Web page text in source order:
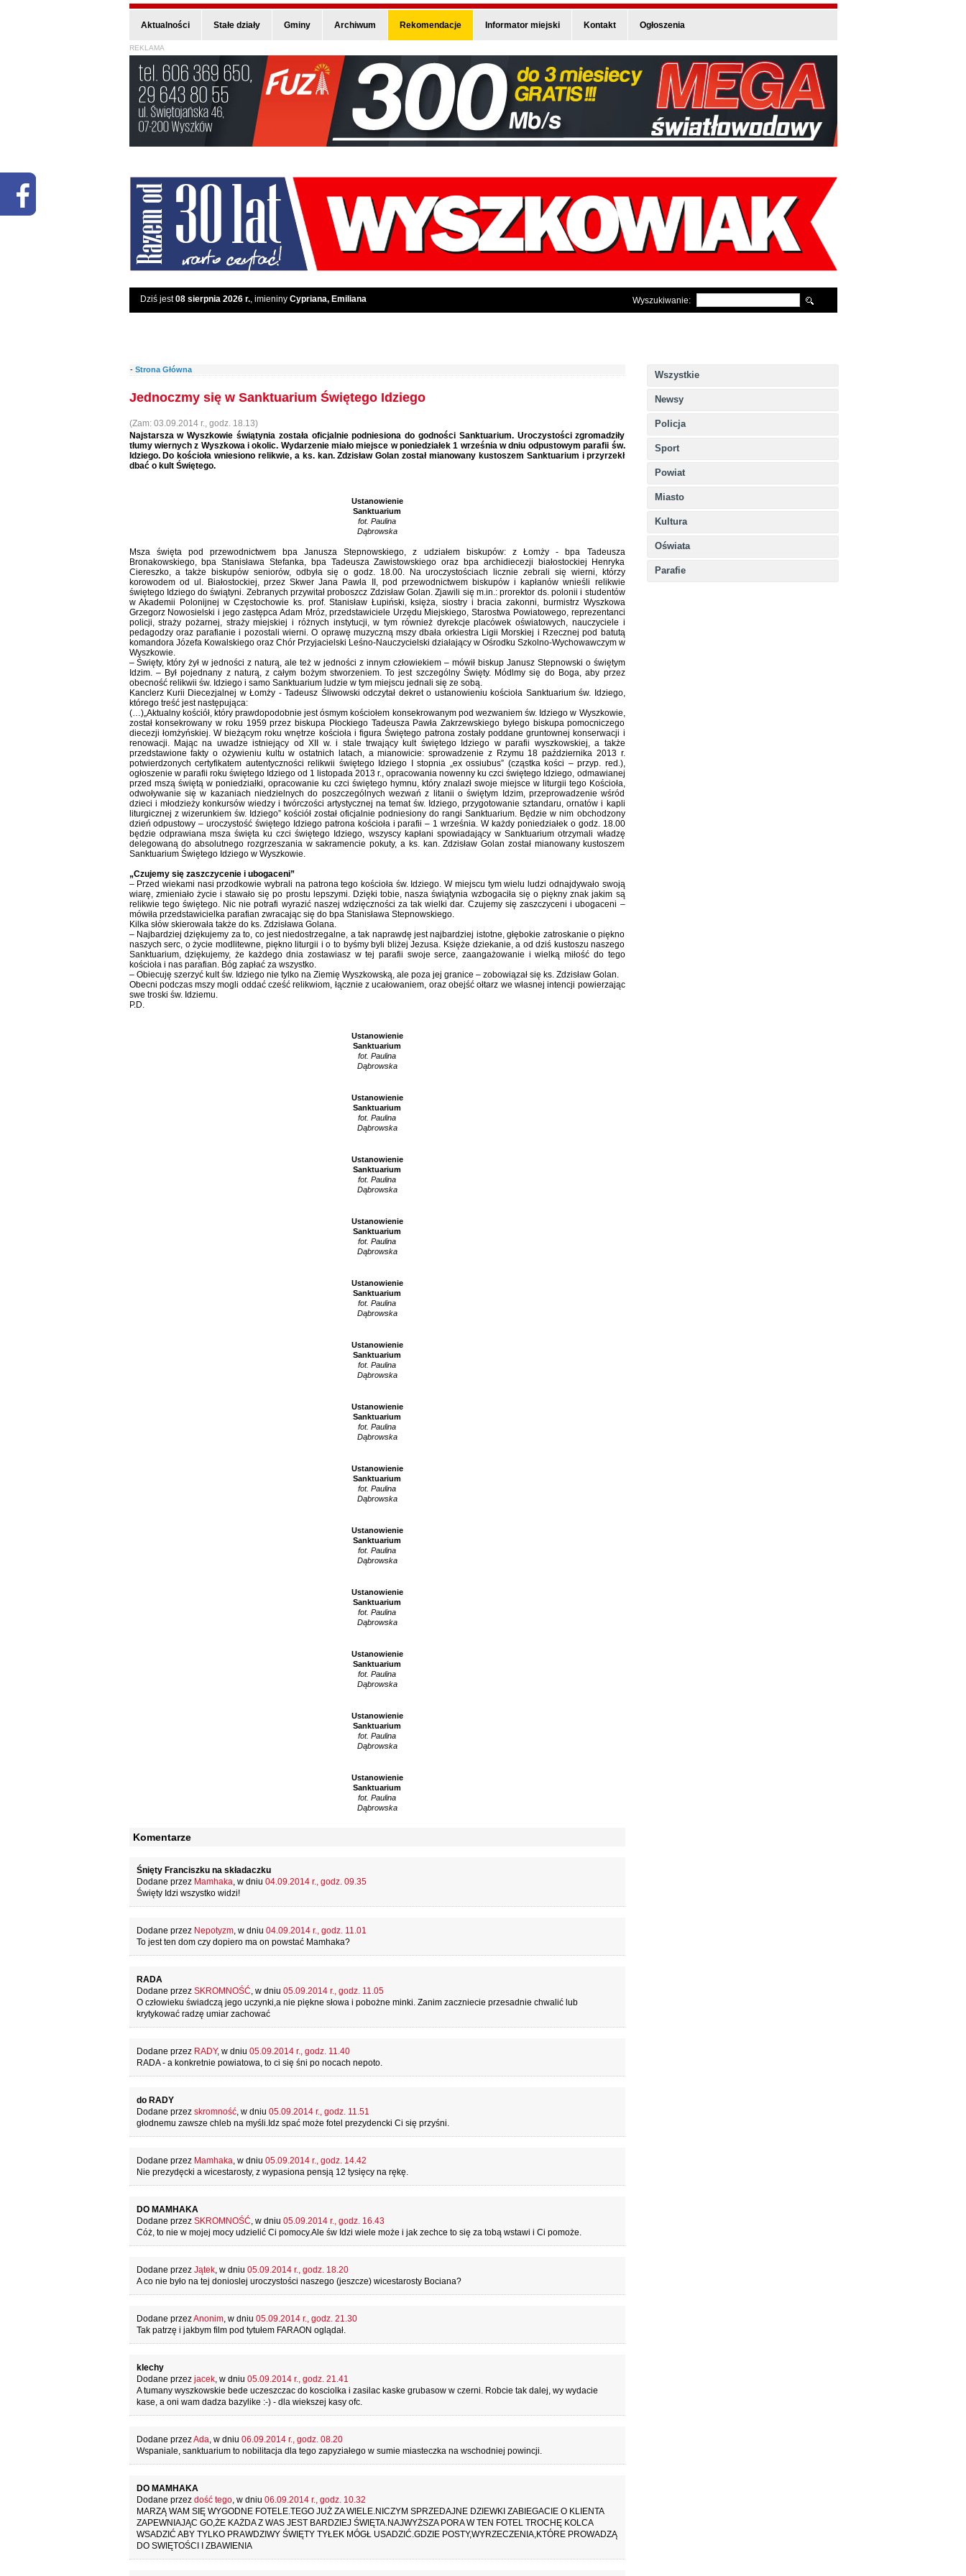
Aktualności Stałe działy Gminy Archiwum Rekomendacje Informator miejski Kontakt Ogłoszenia
REKLAMA
Dziś jest08 sierpnia 2026 r., imieniny Cypriana, Emiliana Wyszukiwanie:
Wszystkie
Newsy
Policja
Sport
Powiat
Miasto
Kultura
Oświata
Parafie
- Strona Główna
Jednoczmy się w Sanktuarium Świętego Idziego
(Zam: 03.09.2014 r., godz. 18.13)
Najstarsza w Wyszkowie świątynia została oficjalnie podniesiona do godności Sanktuarium. Uroczystości zgromadziły
tłumy wiernych z Wyszkowa i okolic. Wydarzenie miało miejsce w poniedziałek 1 września w dniu odpustowym parafii św.
Idziego. Do kościoła wniesiono relikwie, a ks. kan. Zdzisław Golan został mianowany kustoszem Sanktuarium i przyrzekł
dbać o kult Świętego.
Ustanowienie
Sanktuarium
fot. Paulina
Dąbrowska
Msza święta pod przewodnictwem bpa Janusza Stepnowskiego, z udziałem biskupów: z Łomży - bpa Tadeusza
Bronakowskiego, bpa Stanisława Stefanka, bpa Tadeusza Zawistowskiego oraz bpa archidiecezji białostockiej Henryka
Ciereszko, a także biskupów seniorów, odbyła się o godz. 18.00. Na uroczystościach licznie zebrali się wierni, którzy
korowodem od ul. Białostockiej, przez Skwer Jana Pawła II, pod przewodnictwem biskupów i kapłanów wnieśli relikwie
świętego Idziego do świątyni. Zebranych przywitał proboszcz Zdzisław Golan. Zjawili się m.in.: prorektor ds. polonii i studentów
w Akademii Polonijnej w Częstochowie ks. prof. Stanisław Łupiński, księża, siostry i bracia zakonni, burmistrz Wyszkowa
Grzegorz Nowosielski i jego zastępca Adam Mróz, przedstawiciele Urzędu Miejskiego, Starostwa Powiatowego, reprezentanci
policji, straży pożarnej, straży miejskiej i różnych instytucji, w tym również dyrekcje placówek oświatowych, nauczyciele i
pedagodzy oraz parafianie i pozostali wierni. O oprawę muzyczną mszy dbała orkiestra Ligii Morskiej i Rzecznej pod batutą
komandora Józefa Kowalskiego oraz Chór Przyjacielski Leśno-Nauczycielski działający w Ośrodku Szkolno-Wychowawczym w
Wyszkowie.
– Święty, który żył w jedności z naturą, ale też w jedności z innym człowiekiem – mówił biskup Janusz Stepnowski o świętym
Idzim. – Był pojednany z naturą, z całym bożym stworzeniem. To jest szczególny Święty. Módlmy się do Boga, aby przez
obecność relikwii św. Idziego i samo Sanktuarium ludzie w tym miejscu jednali się ze sobą.
Kanclerz Kurii Diecezjalnej w Łomży - Tadeusz Śliwowski odczytał dekret o ustanowieniu kościoła Sanktuarium św. Idziego,
którego treść jest następująca:
(…)„Aktualny kościół, który prawdopodobnie jest ósmym kościołem konsekrowanym pod wezwaniem św. Idziego w Wyszkowie,
został konsekrowany w roku 1959 przez biskupa Płockiego Tadeusza Pawła Zakrzewskiego byłego biskupa pomocniczego
diecezji łomżyńskiej. W bieżącym roku wnętrze kościoła i figura Świętego patrona zostały poddane gruntownej konserwacji i
renowacji. Mając na uwadze istniejący od XII w. i stale trwający kult świętego Idziego w parafii wyszkowskiej, a także
przedstawione fakty o ożywieniu kultu w ostatnich latach, a mianowicie: sprowadzenie z Rzymu 18 października 2013 r.
potwierdzonych certyfikatem autentyczności relikwii świętego Idziego I stopnia „ex ossiubus” (cząstka kości – przyp. red.),
ogłoszenie w parafii roku świętego Idziego od 1 listopada 2013 r., opracowania nowenny ku czci świętego Idziego, odmawianej
przed mszą świętą w poniedziałki, opracowanie ku czci świętego hymnu, który znalazł swoje miejsce w liturgii tego Kościoła,
odwoływanie się w kazaniach niedzielnych do poszczególnych wezwań z litanii o świętym Idzim, przeprowadzenie wśród
dzieci i młodzieży konkursów wiedzy i twórczości artystycznej na temat św. Idziego, przygotowanie sztandaru, ornatów i kapli
liturgicznej z wizerunkiem św. Idziego” kościół został oficjalnie podniesiony do rangi Sanktuarium. Będzie w nim obchodzony
dzień odpustowy – uroczystość świętego Idziego patrona kościoła i parafii – 1 września. W każdy poniedziałek o godz. 18.00
będzie odprawiana msza święta ku czci świętego Idziego, wszyscy kapłani spowiadający w Sanktuarium otrzymali władzę
delegowaną do absolutnego rozgrzeszania w sakramencie pokuty, a ks. kan. Zdzisław Golan został mianowany kustoszem
Sanktuarium Świętego Idziego w Wyszkowie.
„Czujemy się zaszczycenie i ubogaceni”
– Przed wiekami nasi przodkowie wybrali na patrona tego kościoła św. Idziego. W miejscu tym wielu ludzi odnajdywało swoją
wiarę, zmieniało życie i stawało się po prostu lepszymi. Dzięki tobie, nasza świątynia wzbogaciła się o piękny znak jakim są
relikwie tego świętego. Nic nie potrafi wyrazić naszej wdzięczności za tak wielki dar. Czujemy się zaszczyceni i ubogaceni –
mówiła przedstawicielka parafian zwracając się do bpa Stanisława Stepnowskiego.
Kilka słów skierowała także do ks. Zdzisława Golana.
– Najbardziej dziękujemy za to, co jest niedostrzegalne, a tak naprawdę jest najbardziej istotne, głębokie zatroskanie o piękno
naszych serc, o życie modlitewne, piękno liturgii i o to byśmy byli bliżej Jezusa. Księże dziekanie, a od dziś kustoszu naszego
Sanktuarium, dziękujemy, że każdego dnia zostawiasz w tej parafii swoje serce, zaangażowanie i wielką miłość do tego
kościoła i nas parafian. Bóg zapłać za wszystko.
– Obiecuję szerzyć kult św. Idziego nie tylko na Ziemię Wyszkowską, ale poza jej granice – zobowiązał się ks. Zdzisław Golan.
Obecni podczas mszy mogli oddać cześć relikwiom, łącznie z ucałowaniem, oraz obejść ołtarz we własnej intencji powierzając
swe troski św. Idziemu.
P.D.
Ustanowienie
Sanktuarium
fot. Paulina
Dąbrowska
Ustanowienie
Sanktuarium
fot. Paulina
Dąbrowska
Ustanowienie
Sanktuarium
fot. Paulina
Dąbrowska
Ustanowienie
Sanktuarium
fot. Paulina
Dąbrowska
Ustanowienie
Sanktuarium
fot. Paulina
Dąbrowska
Ustanowienie
Sanktuarium
fot. Paulina
Dąbrowska
Ustanowienie
Sanktuarium
fot. Paulina
Dąbrowska
Ustanowienie
Sanktuarium
fot. Paulina
Dąbrowska
Ustanowienie
Sanktuarium
fot. Paulina
Dąbrowska
Ustanowienie
Sanktuarium
fot. Paulina
Dąbrowska
Ustanowienie
Sanktuarium
fot. Paulina
Dąbrowska
Ustanowienie
Sanktuarium
fot. Paulina
Dąbrowska
Ustanowienie
Sanktuarium
fot. Paulina
Dąbrowska
Komentarze
Śnięty Franciszku na składaczku
Dodane przez Mamhaka, w dniu 04.09.2014 r., godz. 09.35
Święty Idzi wszystko widzi!
Dodane przez Nepotyzm, w dniu 04.09.2014 r., godz. 11.01
To jest ten dom czy dopiero ma on powstać Mamhaka?
RADA
Dodane przez SKROMNOŚĆ, w dniu 05.09.2014 r., godz. 11.05
O człowieku świadczą jego uczynki,a nie piękne słowa i pobożne minki. Zanim zaczniecie przesadnie chwalić lub
krytykować radzę umiar zachować
Dodane przez RADY, w dniu 05.09.2014 r., godz. 11.40
RADA - a konkretnie powiatowa, to ci się śni po nocach nepoto.
do RADY
Dodane przez skromność, w dniu 05.09.2014 r., godz. 11.51
głodnemu zawsze chleb na myśli.Idz spać może fotel prezydencki Ci się przyśni.
Dodane przez Mamhaka, w dniu 05.09.2014 r., godz. 14.42
Nie prezydęcki a wicestarosty, z wypasiona pensją 12 tysięcy na rękę.
DO MAMHAKA
Dodane przez SKROMNOŚĆ, w dniu 05.09.2014 r., godz. 16.43
Cóż, to nie w mojej mocy udzielić Ci pomocy.Ale św Idzi wiele może i jak zechce to się za tobą wstawi i Ci pomoże.
Dodane przez Jątek, w dniu 05.09.2014 r., godz. 18.20
A co nie było na tej donioslej uroczystości naszego (jeszcze) wicestarosty Bociana?
Dodane przezAnonim, w dniu 05.09.2014 r., godz. 21.30
Tak patrzę i jakbym film pod tytułem FARAON oglądał.
klechy
Dodane przez jacek, w dniu 05.09.2014 r., godz. 21.41
A tumany wyszkowskie bede uczeszczac do kosciolka i zasilac kaske grubasow w czerni. Robcie tak dalej, wy wydacie
kase, a oni wam dadza bazylike :-) - dla wiekszej kasy ofc.
Dodane przezAda, w dniu 06.09.2014 r., godz. 08.20
Wspaniale, sanktuarium to nobilitacja dla tego zapyziałego w sumie miasteczka na wschodniej powincji.
DO MAMHAKA
Dodane przez dość tego, w dniu 06.09.2014 r., godz. 10.32
MARZĄ WAM SIĘ WYGODNE FOTELE.TEGO JUŻ ZA WIELE.NICZYM SPRZEDAJNE DZIEWKI ZABIEGACIE O KLIENTA
ZAPEWNIAJĄC GO,ŻE KAŻDA Z WAS JEST BARDZIEJ ŚWIĘTA.NAJWYŻSZA PORA W TEN FOTEL TROCHĘ KOLCA
WSADZIĆ ABY TYLKO PRAWDZIWY ŚWIĘTY TYŁEK MÓGŁ USADZIĆ.GDZIE POSTY,WYRZECZENIA,KTÓRE PROWADZĄ
DO SWIĘTOŚCI I ZBAWIENIA